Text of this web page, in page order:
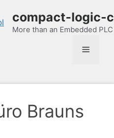
compact-logic-
More than an Embedded PLC
Menü
Brauns